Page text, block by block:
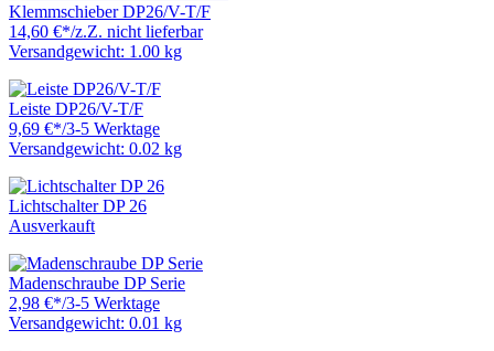
Klemmschieber DP26/V-T/F
14,60 €*/z.Z. nicht lieferbar
Versandgewicht: 1.00 kg
Leiste DP26/V-T/F
9,69 €*/3-5 Werktage
Versandgewicht: 0.02 kg
Lichtschalter DP 26
Ausverkauft
Madenschraube DP Serie
2,98 €*/3-5 Werktage
Versandgewicht: 0.01 kg